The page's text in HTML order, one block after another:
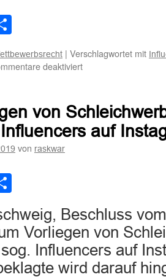
| Verschlagwortet mit
deaktiviertfür
durch
„Taggen“
von
Fotos
von
auf
von raskwar
Beschluss
Vorliegen von
Influencers auf
wird darauf